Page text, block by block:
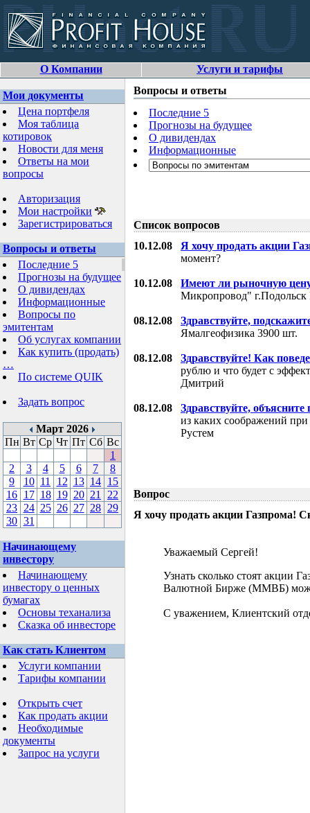
О Компании Услуги и тарифы
Мои документы
Цена портфеля
Моя таблица
котировок
Новости для меня
Ответы на мои
вопросы
Авторизация
Мои настройки
Зарегистрироваться
Вопросы и ответы
Последние 5
Прогнозы на будущее
О дивидендах
Информационные
Вопросы по
эмитентам
Об услугах компании
Как купить (продать)
…
По системе QUIK
Задать вопрос
Март 2026
Пн Вт Ср Чт Пт Сб Вс
1
2
3 4 5 6 7
8
9
10 11 12 13 14 15
16 17 18 19 20 21
22
23 24 25 26 27 28 29
30 31
Начинающему
инвестору
Начинающему
инвестору о ценных
бумагах
Основы теханализа
Сказка об инвесторе
Как стать Клиентом
Услуги компании
Тарифы компании
Открыть счет
Как продать акции
Необходимые
документы
Запрос на услуги
Вопросы и ответы
Последние 5
Прогнозы на будущее
О дивидендах
Информационные
Список вопросов
10.12.08 Я хочу продать акции
момент?
10.12.08
Имеют ли рыночную
Микропровод"
08.12.08
Здравствуйте,
Ямалгеофизика 3900 шт.
08.12.08
Здравствуйте! Как
рублю и что будет с
Дмитрий
08.12.08
Здравствуйте, объясните
из каких соображений
Рустем
Вопрос
Я хочу продать акции Газпрома!
Уважаемый Сергей!
Узнать сколько стоят акции
Валютной Бирже (ММВБ)
С уважением, Клиентский